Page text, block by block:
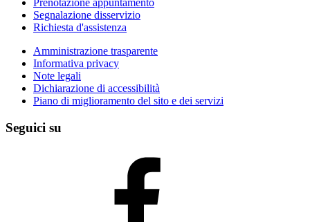
Prenotazione appuntamento
Segnalazione disservizio
Richiesta d'assistenza
Amministrazione trasparente
Informativa privacy
Note legali
Dichiarazione di accessibilità
Piano di miglioramento del sito e dei servizi
Seguici su